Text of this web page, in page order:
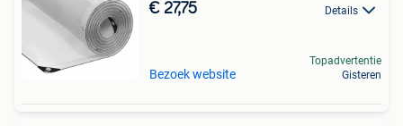
€ 27,75 Details
Bezoek website
Topadvertentie
Gisteren